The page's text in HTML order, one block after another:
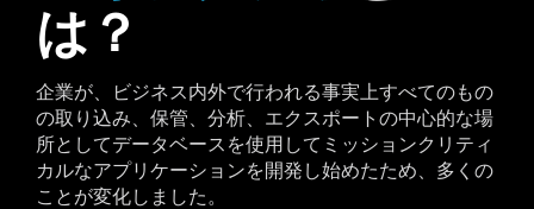
パートナーシップ
お役立ち情報
会社情報
は？
企業が、ビジネス内外で行われる事実上すべてのもの
の取り込み、保管、分析、エクスポートの中心的な場
所としてデータベースを使用してミッションクリティ
カルなアプリケーションを開発し始めたため、多くの
ことが変化しました。